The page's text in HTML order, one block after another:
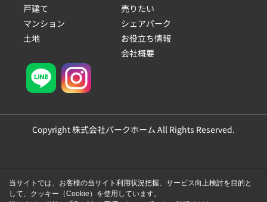
戸建て
マンション
土地
売りたい
シェアパーク
お役立ち情報
会社概要
Copyright 株式会社パークホーム All Rights Reserved.
当サイトでは、お客様の当サイト利用状況把握、サービス向上検討を目的と
して、クッキー（Cookie）を使用しています。